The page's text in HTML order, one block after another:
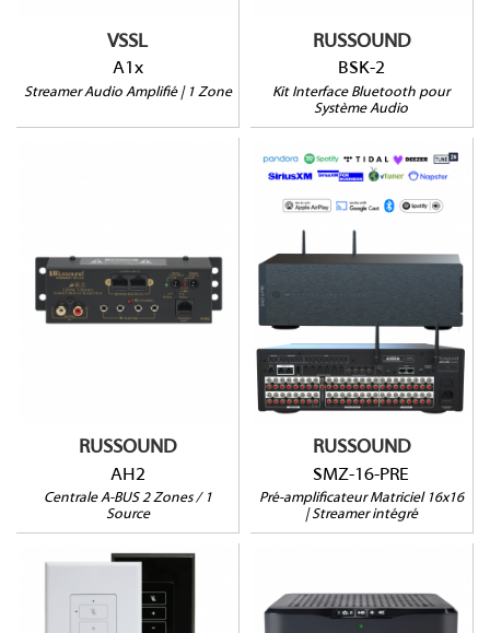
VSSL
A1x
Streamer Audio Amplifié | 1 Zone
RUSSOUND
BSK-2
Kit Interface Bluetooth pour
Système Audio
RUSSOUND
AH2
Centrale A-BUS 2 Zones / 1
Source
AH2
RUSSOUND
SMZ-16-PRE
Pré-amplificateur Matriciel 16x16
| Streamer intégré
DSP integré, EQ 7
bandes
WiFi, bluethooth
Entrées HDMI (AZRC) et
USB-C
MBX-AMP